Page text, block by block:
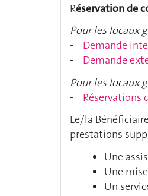
Réservation de
Pour les locaux
- Demande
- Demande
Pour les locaux
- Réservations
Le/la
prestations
Une
Une
Un